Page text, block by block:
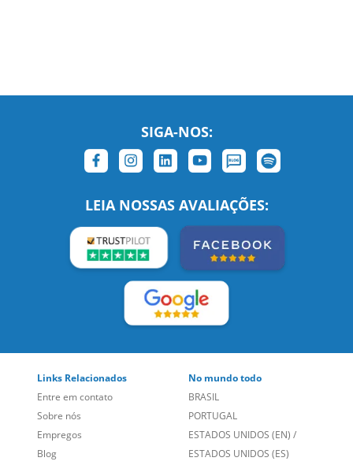
SIGA-NOS:
LEIA NOSSAS AVALIAÇÕES:
Sobre nós
Empregos
Blog
Social
Site Corporativo
PORTUGAL
ESTADOS UNIDOS (EN)
ESTADOS UNIDOS (ES)
CANADÁ (EN)/CANADÁ (FR)
REINO UNIDO E IRLANDA